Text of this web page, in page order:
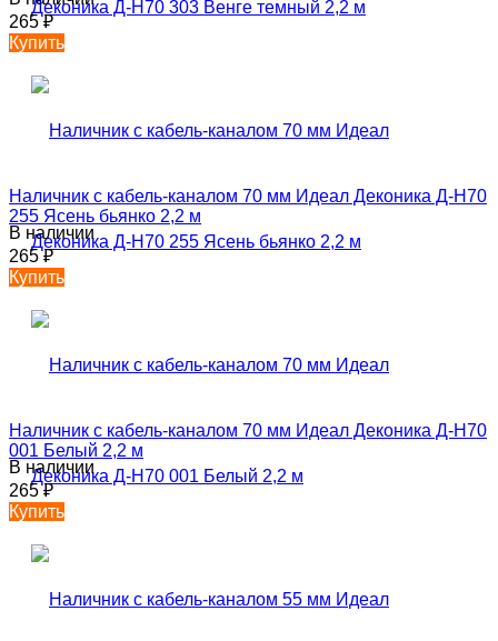
265₽
Купить
Наличник с кабель-каналом 70 мм Идеал Деконика Д-Н70
255 Ясень бьянко 2,2 м
В наличии
265₽
Купить
Наличник с кабель-каналом 70 мм Идеал Деконика Д-Н70
001 Белый 2,2 м
В наличии
265₽
Купить